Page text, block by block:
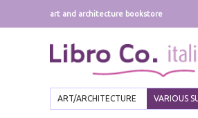
art and architecture bookstore
ART/ARCHITECTURE VARIOUS